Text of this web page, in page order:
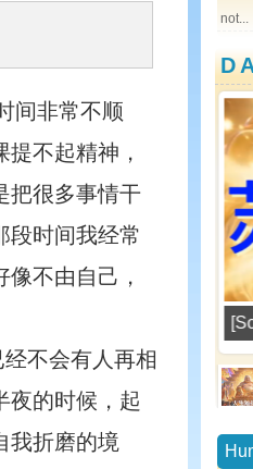
not...
[Song] Su Wu
间非常不顺
不起精神，
把很多事情干
段时间我经常
不由自己，
不会有人再相
夜的时候，起
折磨的境